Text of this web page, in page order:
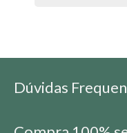
Dúvidas